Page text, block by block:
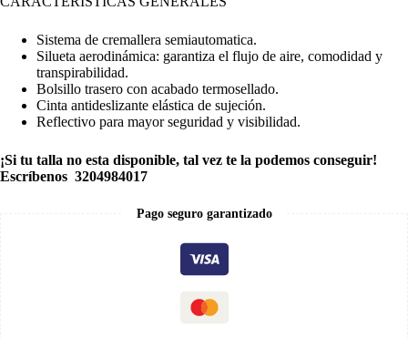
Sistema de cremallera semiautomatica.
Silueta aerodinámica: garantiza el flujo de aire, comodidad y
transpirabilidad.
Bolsillo trasero con acabado termosellado.
Cinta antideslizante elástica de sujeción.
Reflectivo para mayor seguridad y visibilidad.
¡Si tu talla no esta disponible, tal vez te la podemos conseguir!
Escríbenos 3204984017
Pago seguro garantizado